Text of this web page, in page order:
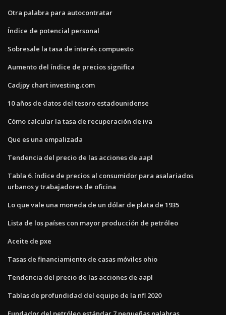
Otra palabra para autocontratar
Índice de potencial personal
Sobresale la tasa de interés compuesto
Aumento del índice de precios significa
Cadjpy chart investing.com
10 años de datos del tesoro estadounidense
Cómo calcular la tasa de recuperación de iva
Que es una empalizada
Tendencia del precio de las acciones de aapl
Tabla 6. índice de precios al consumidor para asalariados
urbanos y trabajadores de oficina
Lo que vale una moneda de un dólar de plata de 1935
Lista de los países con mayor producción de petróleo
Aceite de pxe
Tasas de financiamiento de casas móviles ohio
Tendencia del precio de las acciones de aapl
Tablas de profundidad del equipo de la nfl 2020